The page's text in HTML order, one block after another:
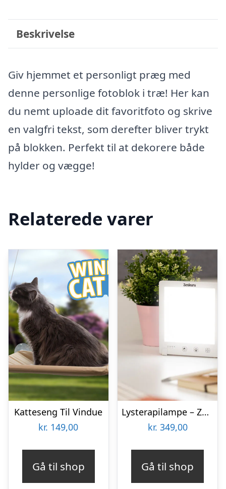
Beskrivelse
Giv hjemmet et personligt præg med
denne personlige fotoblok i træ! Her kan
du nemt uploade dit favoritfoto og skrive
en valgfri tekst, som derefter bliver trykt
på blokken. Perfekt til at dekorere både
hylder og vægge!
Relaterede varer
Katteseng Til Vindue
kr. 149,00
Gå til shop
Lysterapilampe – Zenkuru
kr. 349,00
Gå til shop